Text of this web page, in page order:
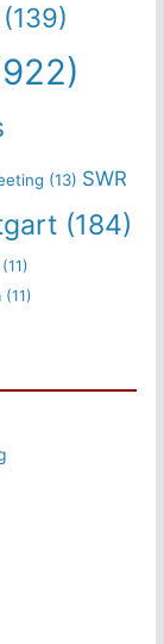
(139)
(13) SWR
(184)
(11)